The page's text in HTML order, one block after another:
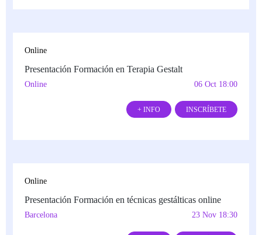
Online
Presentación Formación en Terapia Gestalt
Online 06 Oct 18:00
+ INFO INSCRÍBETE
Online
Presentación Formación en técnicas gestálticas online
Barcelona 23 Nov 18:30